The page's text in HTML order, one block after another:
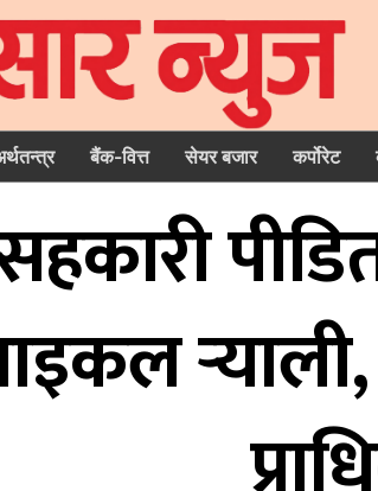
बैंक-वित्त सेयर बजार कर्पोरेट